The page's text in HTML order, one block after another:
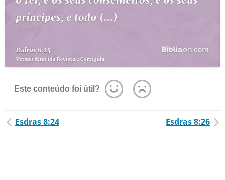
Este conteúdo foi útil?
Esdras 8:24 Esdras 8:26